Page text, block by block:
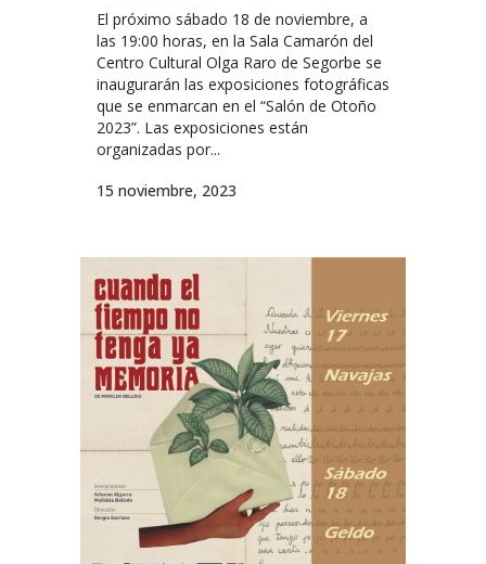
El próximo sábado 18 de noviembre, a
las 19:00 horas, en la Sala Camarón del
Centro Cultural Olga Raro de Segorbe se
inaugurarán las exposiciones fotográficas
que se enmarcan en el “Salón de Otoño
2023”. Las exposiciones están
organizadas por...
15 noviembre, 2023